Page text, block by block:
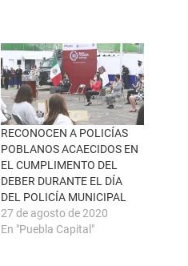
RECONOCEN A POLICÍAS
POBLANOS ACAECIDOS EN
EL CUMPLIMENTO DEL
DEBER DURANTE EL DÍA
DEL POLICÍA MUNICIPAL
27 de agosto de 2020
En "Puebla Capital"